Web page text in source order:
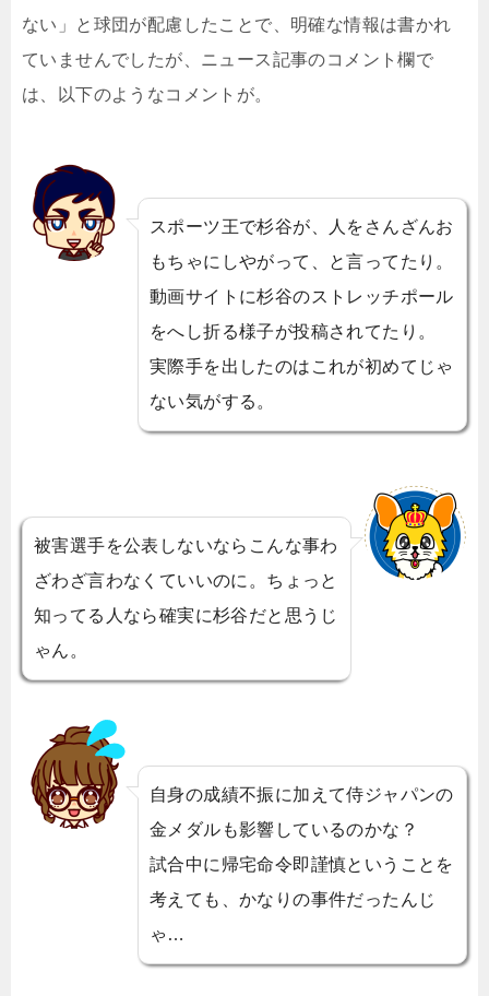
ない」と球団が配慮したことで、明確な情報は書かれ
ていませんでしたが、ニュース記事のコメント欄で
は、以下のようなコメントが。
スポーツ王で杉谷が、人をさんざんお
もちゃにしやがって、と言ってたり。
動画サイトに杉谷のストレッチポール
をへし折る様子が投稿されてたり。
実際手を出したのはこれが初めてじゃ
ない気がする。
被害選手を公表しないならこんな事わ
ざわざ言わなくていいのに。ちょっと
知ってる人なら確実に杉谷だと思うじ
ゃん。
自身の成績不振に加えて侍ジャパンの
金メダルも影響しているのかな？
試合中に帰宅命令即謹慎ということを
考えても、かなりの事件だったんじ
ゃ…